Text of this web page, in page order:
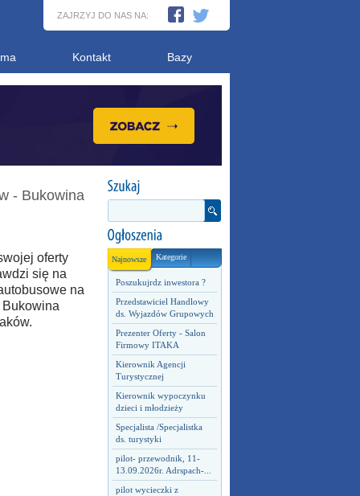
ZAJRZYJ DO NAS NA:
Kontakt Bazy
Najnowsze Kategorie
Poszukujrdz inwestora ?
Przedstawiciel Handlowy
ds. Wyjazdów Grupowych
Prezenter Oferty - Salon
Firmowy ITAKA
Kierownik Agencji
Turystycznej
Kierownik wypoczynku
dzieci i młodzieży
Specjalista /Specjalistka
ds. turystyki
pilot- przewodnik, 11-
13.09.2026r. Adrspach-...
pilot wycieczki z
- Bukowina
oferty
się na
na
Bukowina